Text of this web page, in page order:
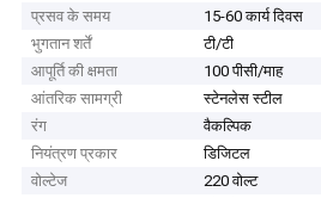
प्रसव के समय
15-60 कार्य दिवस
भुगतान शर्तें
टी/टी
आपूर्ति की क्षमता
100 पीसी/माह
आंतरिक सामग्री
स्टेनलेस स्टील
रंग
वैकल्पिक
नियंत्रण प्रकार
डिजिटल
वोल्टेज
220 वोल्ट